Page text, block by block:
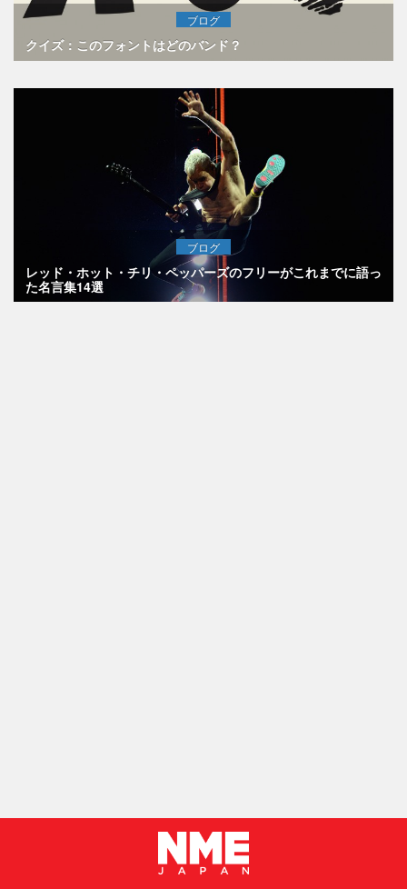
ブログ
クイズ：このフォントはどのバンド？
ブログ
レッド・ホット・チリ・ペッパーズのフリーがこれまでに語っ
た名言集14選